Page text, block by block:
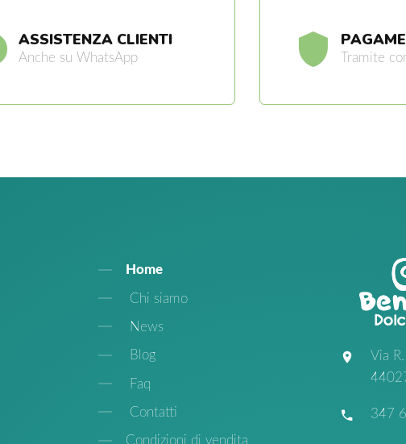
ASSISTENZA CLIENTI
Anche su WhatsApp Tramite
Home
Chi siamo
News
Blog
Faq
Contatti
Condizioni di vendita
Via
347